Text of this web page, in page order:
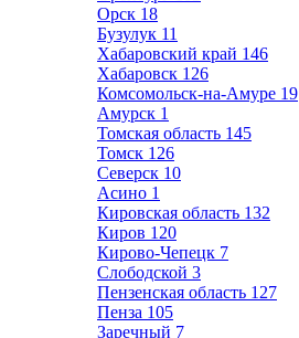
Орск 18
Бузулук 11
Хабаровский край 146
Хабаровск 126
Комсомольск-на-Амуре 19
Амурск 1
Томская область 145
Томск 126
Северск 10
Асино 1
Кировская область 132
Киров 120
Кирово-Чепецк 7
Слободской 3
Пензенская область 127
Пенза 105
Заречный 7